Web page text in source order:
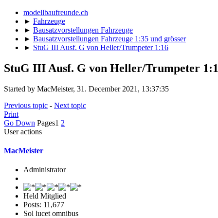
modellbaufreunde.ch
► Fahrzeuge
► Bausatzvorstellungen Fahrzeuge
► Bausatzvorstellungen Fahrzeuge 1:35 und grösser
► StuG III Ausf. G von Heller/Trumpeter 1:16
StuG III Ausf. G von Heller/Trumpeter
Started by MacMeister, 31. December 2021, 13:37:35
Previous topic - Next topic
Print
Go Down Pages1 2
User actions
MacMeister
Administrator
Held Mitglied
Posts: 11,677
Sol lucet omnibus